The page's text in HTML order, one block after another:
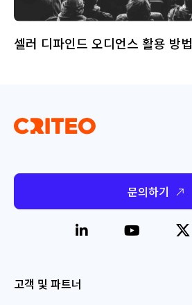
셀러 디파인드 오디언스 활용 방법
문의하기
고객 및 파트너